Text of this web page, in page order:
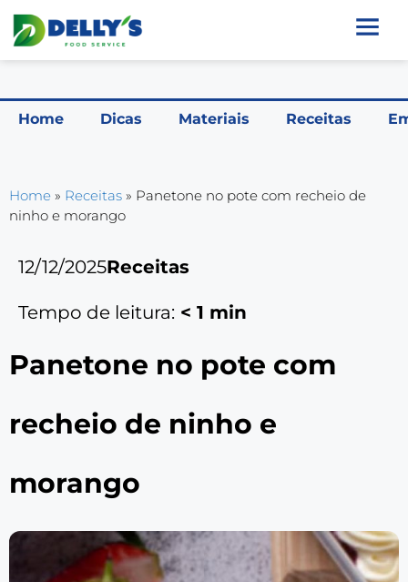
Home Dicas Materiais Receitas
Home » Receitas » Panetone no pote com recheio de
ninho e morango
12/12/2025Receitas
Tempo de leitura: < 1 min
Panetone no pote com
recheio de ninho e
morango